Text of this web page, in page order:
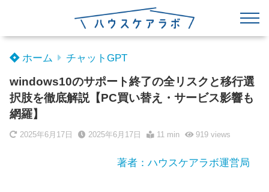
ホーム チャットGPT
windows10のサポート終了の全リスクと移行選
択肢を徹底解説【PC買い替え・サービス影響も
網羅】
2025年6月17日 2025年6月17日 11 min 919views
著者：ハウスケアラボ運営局